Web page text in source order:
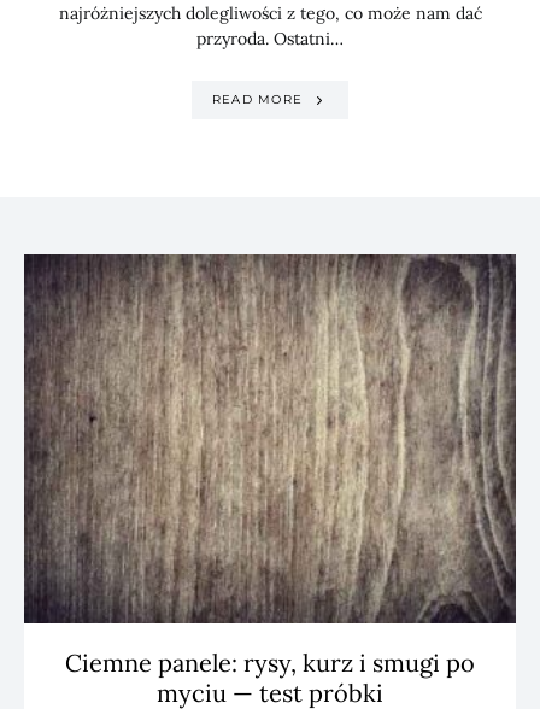
najróżniejszych dolegliwości z tego, co może nam dać
przyroda. Ostatni…
READ MORE
Ciemne panele: rysy, kurz i smugi po
myciu — test próbki